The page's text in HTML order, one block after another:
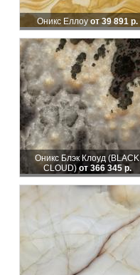
Оникс Еллоу от 39 891 р.
Оникс Блэк Клоуд (BLACK
CLOUD) от 366 345 р.